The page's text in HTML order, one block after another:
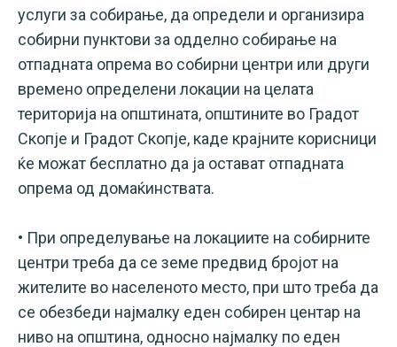
услуги за собирање, да определи и организира
собирни пунктови за одделно собирање на
отпадната опрема во собирни центри или други
времено определени локации на целата
територија на општината, општините во Градот
Скопје и Градот Скопје, каде крајните корисници
ќе можат бесплатно да ја остават отпадната
опрема од домаќинствата.
• При определување на локациите на собирните
центри треба да се земе предвид бројот на
жителите во населеното место, при што треба да
се обезбеди најмалку еден собирен центар на
ниво на општина, односно најмалку по еден